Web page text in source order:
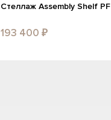
Стеллаж Assembly Shelf PF
193 400 ₽